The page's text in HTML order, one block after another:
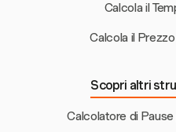
Calcola il
Calcola il
Scopri altri
Calcolatore di